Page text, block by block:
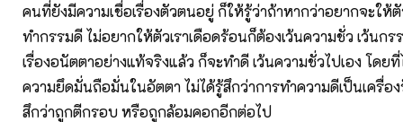
คนที่ยังมีความเชื่อเรื่องตัวตนอยู่ ก็ให้รู้ว่าถ้าหากว่าอยากจะให้ตั
ทำกรรมดี ไม่อยากให้ตัวเราเดือดร้อนก็ต้องเว้นความชั่ว เว้นกร
เรื่องอนัตตาอย่างแท้จริงแล้ว ก็จะทำดี เว้นความชั่วไปเอง โดยที่
ความยึดมั่นถือมั่นในอัตตา ไม่ได้รู้สึกว่าการทำความดีเป็นเครื่อ
สึกว่าถูกตีกรอบ หรือถูกล้อมคอกอีกต่อไป